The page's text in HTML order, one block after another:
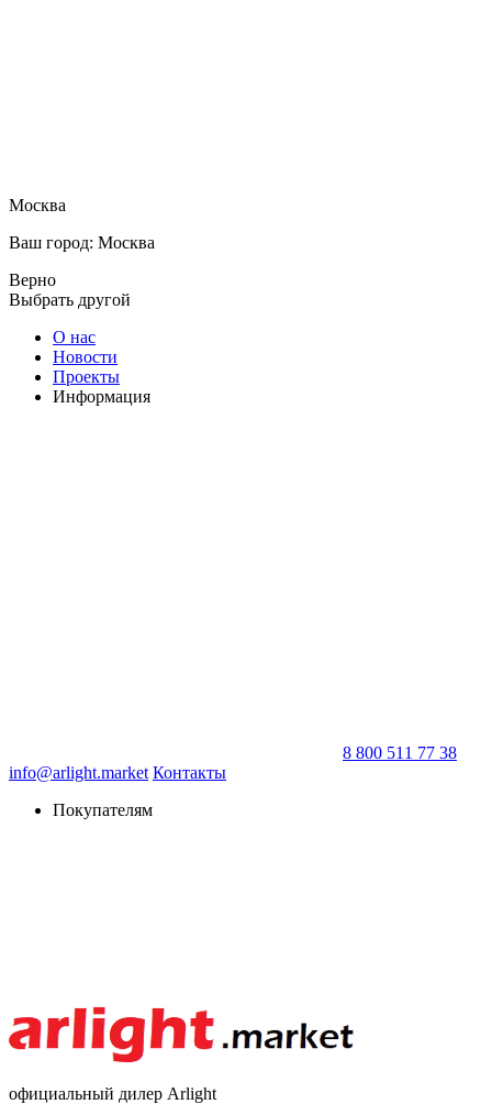
Москва
Ваш город: Москва
Верно
Выбрать другой
О нас
Новости
Проекты
Информация
8 800 511 77 38
info@arlight.market Контакты
Покупателям
официальный дилер Arlight